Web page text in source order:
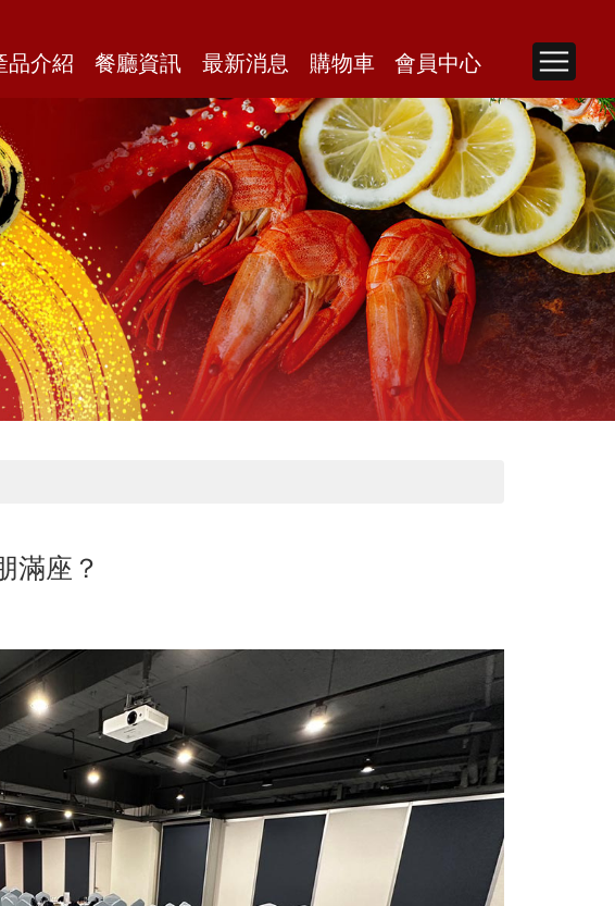
品介紹 餐廳資訊 最新消息 購物車 會員中心
滿座？